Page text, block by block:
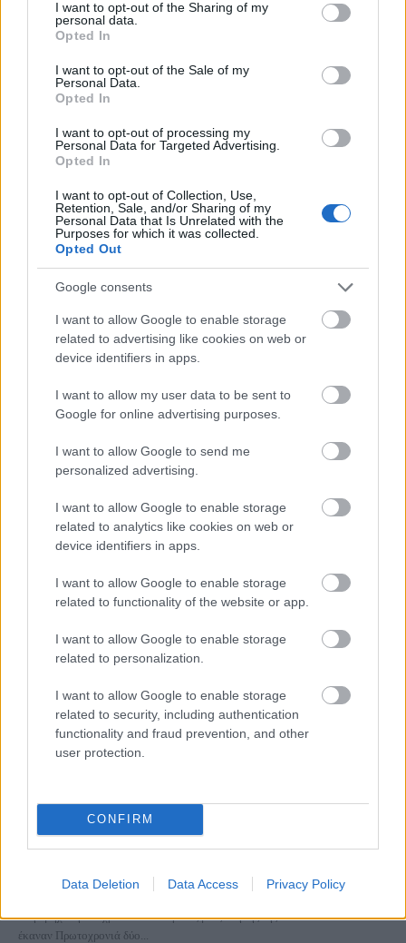
not limited to your visit or usage behaviour. You may click to
grant or deny consent to Google and its third-party tags to
use your data for below specified purposes in below Google
consent section.
I want to opt-out of the Sharing of my
personal data.
Opted In
I want to opt-out of the Sale of my
Personal Data.
Opted In
I want to opt-out of processing my
Personal Data for Targeted Advertising.
Opted In
I want to opt-out of Collection, Use,
Retention, Sale, and/or Sharing of my
Personal Data that Is Unrelated with the
Purposes for which it was collected.
Opted Out
Google consents
I want to allow Google to enable storage
related to advertising like cookies on web or
device identifiers in apps.
I want to allow my user data to be sent to
Google for online advertising purposes.
I want to allow Google to send me
personalized advertising.
I want to allow Google to enable storage
related to analytics like cookies on web or
device identifiers in apps.
I want to allow Google to enable storage
related to functionality of the website or app.
I want to allow Google to enable storage
related to personalization.
I want to allow Google to enable storage
related to security, including authentication
functionality and fraud prevention, and other
user protection.
CONFIRM
Data Deletion Data Access Privacy Policy
η ευρωπαϊκή...
Food & Travel
10 πρωτοχρονιάτικα έθιμα στα γιορτινά τραπέζια – Από τα
27 Δεκεμβρίου 2023, 12:30
συνηθισμένο σε όλο τον κόσμο....
Travel News
Το Elevate Fashion Show λάμπει στο Imperial Port |
Ο Όμιλος Imperial Hospitality σε συνεργασία με την ElevateFashion είναι
Η πτήση που απογειώθηκε το 2022 και προσγειώθηκε… το
Στη.. μηχανή του χρόνου: Οι επιβάτες μιας πτήσης της China Airlines
έκαναν Πρωτοχρονιά δύο...